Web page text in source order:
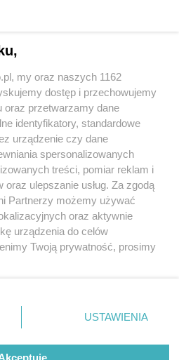
osiedla Kokociniec
Wybickiego w Katowicach
Śląskiej
Katowice 04
regulamin korzystania z portali
Skontakuj sięz nami
Kontakt
Wydawca
Redakcja
my oraz naszych 1162
dostęp i przechowujemy
oraz przetwarzamy dane
identyfikatory, standardowe
urządzenie czy dane
spersonalizowanych
treści, pomiar reklam i
oraz ulepszanie usług. Za zgodą
Partnerzy możemy używać
oraz aktywnie
urządzenia do celów
Twoją prywatność, prosimy
w lewym dolnym rogu strony
danych nie wymagają
prawo sprzeciwić się
będą miały
USTAWIENIA